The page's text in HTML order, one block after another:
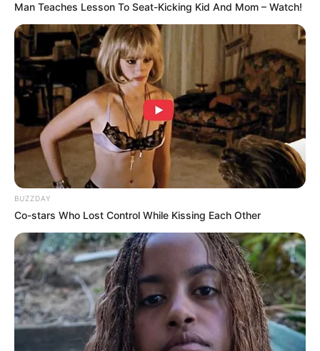
Man Teaches Lesson To Seat-Kicking Kid And Mom – Watch!
BUZZDAY
Co-stars Who Lost Control While Kissing Each Other